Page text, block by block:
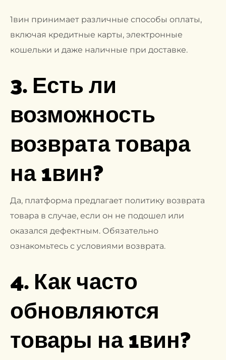
1вин принимает различные способы оплаты,
включая кредитные карты, электронные
кошельки и даже наличные при доставке.
3. Есть ли
возможность
возврата товара
на 1вин?
Да, платформа предлагает политику возврата
товара в случае, если он не подошел или
оказался дефектным. Обязательно
ознакомьтесь с условиями возврата.
4. Как часто
обновляются
товары на 1вин?